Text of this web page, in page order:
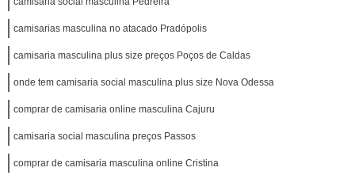
camisarias masculina no atacado Pradópolis
camisaria masculina plus size preços Poços de Caldas
onde tem camisaria social masculina plus size Nova Odessa
comprar de camisaria online masculina Cajuru
camisaria social masculina preços Passos
comprar de camisaria masculina online Cristina